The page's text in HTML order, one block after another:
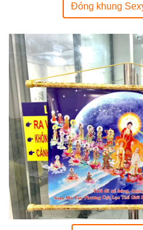
Đóng khung